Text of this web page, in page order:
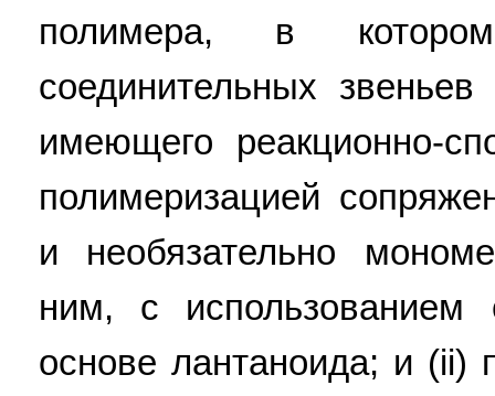
полимера, в
соединительных
имеющего реакционно-
полимеризацией
и необязательно
ним, с использованием
основе лантаноида; и (ii)